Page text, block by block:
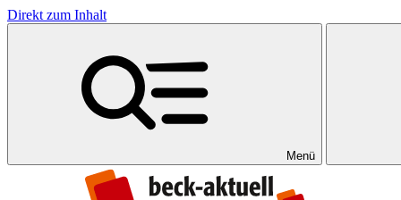
Direkt zum Inhalt
Menü